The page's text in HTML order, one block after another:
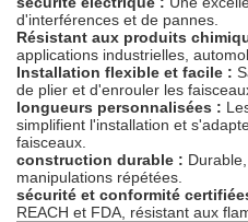
d'interférences et de pannes.
Résistant aux produits
applications industrielles,
Installation flexible et facile :
de plier et d'enrouler les
longueurs personnalisées :
simplifient l'installation et
faisceaux.
construction durable :
manipulations répétées.
sécurité et conformité
REACH et FDA, résistant aux